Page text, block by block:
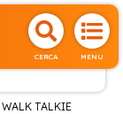
CERCA MENU
WALK TALKIE